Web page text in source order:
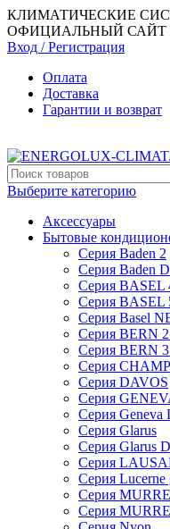
КЛИМАТИЧЕСКИЕ
ОФИЦИАЛЬНЫЙ САЙТ
Вход / Регистрация
Оплата
Доставка
Гарантии и возврат
Выберите категорию
Аксессуары
Бытовые
Серия Baden 2
Серия Baden
Серия BASEL
Серия BASEL
Серия Basel
Серия BERN
Серия BERN
Серия
Серия DAVOS
Серия
Серия Geneva
Серия Glarus
Серия Glarus
Серия
Серия Lucerne
Серия
Серия